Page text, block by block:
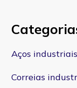
Aços industriais
Correias